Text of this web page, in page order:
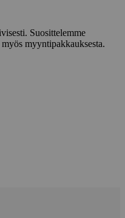
Suosittelemme
myyntipakkauksesta.